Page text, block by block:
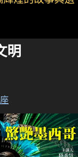
明